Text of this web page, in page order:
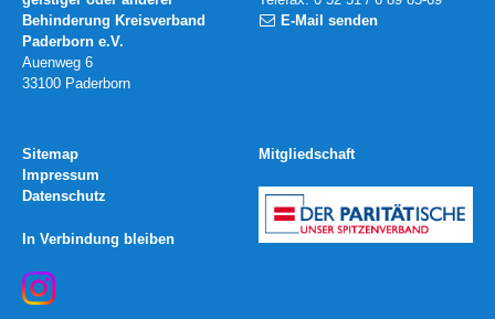
Behinderung Kreisverband
Paderborn e.V.
Auenweg 6
33100 Paderborn
E-Mail senden
Sitemap
Impressum
Datenschutz
In Verbindung bleiben
Mitgliedschaft